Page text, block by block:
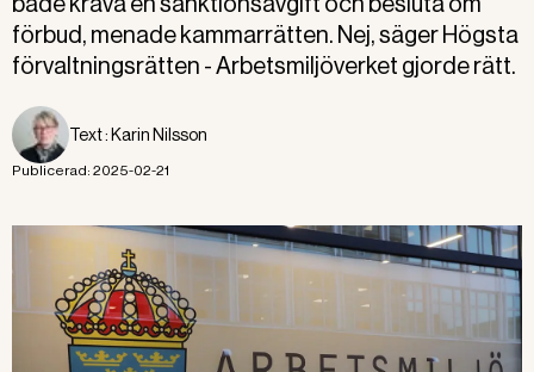
förbud, menade kammarrätten. Nej, säger Högsta
förvaltningsrätten - Arbetsmiljöverket gjorde rätt.
Text : Karin Nilsson
Publicerad: 2025-02-21